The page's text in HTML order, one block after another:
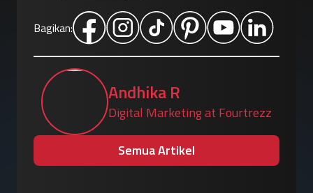
Bagikan:
Andhika R
Digital Marketing at Fourtrezz
Semua Artikel